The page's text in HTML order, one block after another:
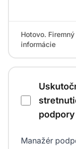
Hotovo.
informácie
podpory
Manažér